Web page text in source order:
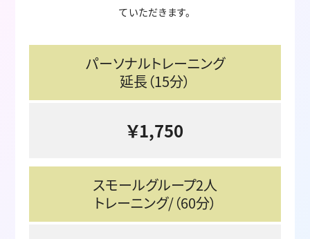
ていただきます。
パーソナルトレーニング
延長（15分）
￥1,750
スモールグループ2人
トレーニング/（60分）